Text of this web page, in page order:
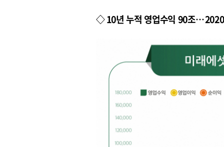
◇ 10년 누적 영업수익 90조… 2020